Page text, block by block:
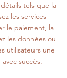
tels que la
les services
le paiement, la
les données ou
utilisateurs une
succès.